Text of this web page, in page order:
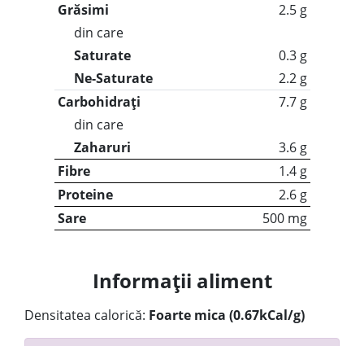
Grăsimi
2.5 g
din care
Saturate
0.3 g
Ne-Saturate
2.2 g
Carbohidrați
7.7 g
din care
Zaharuri
3.6 g
Fibre
1.4 g
Proteine
2.6 g
Sare
500 mg
Informații aliment
Densitatea calorică: Foarte mica (0.67kCal/g)